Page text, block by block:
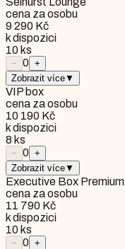
cena za osobu
9 290 Kč
k dispozici
10 ks
− 0 +
Zobrazit více▼
VIP box
cena za osobu
10 190 Kč
k dispozici
8 ks
− 0 +
Zobrazit více▼
Executive Box Premium
cena za osobu
11 790 Kč
k dispozici
10 ks
− 0 +